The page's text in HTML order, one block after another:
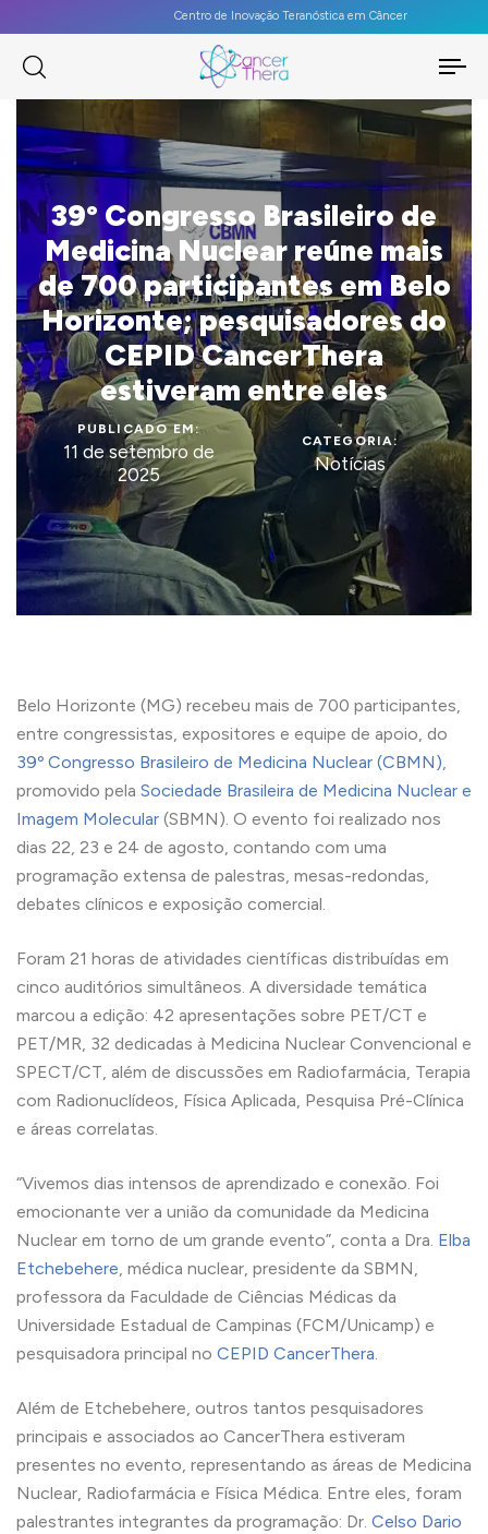
Centro de Inovação Teranóstica em Câncer
39º Congresso Brasileiro de
Medicina Nuclear reúne mais
de 700 participantes em Belo
Horizonte; pesquisadores do
CEPID CancerThera
estiveram entre eles
PUBLICADO EM:
11 de setembro de
2025
CATEGORIA:
Notícias
Belo Horizonte (MG) recebeu mais de 700 participantes,
entre congressistas, expositores e equipe de apoio, do
39º Congresso Brasileiro de Medicina Nuclear (CBMN),
promovido pela Sociedade Brasileira de Medicina Nuclear e
Imagem Molecular (SBMN). O evento foi realizado nos
dias 22, 23 e 24 de agosto, contando com uma
programação extensa de palestras, mesas-redondas,
debates clínicos e exposição comercial.
Foram 21 horas de atividades científicas distribuídas em
cinco auditórios simultâneos. A diversidade temática
marcou a edição: 42 apresentações sobre PET/CT e
PET/MR, 32 dedicadas à Medicina Nuclear Convencional e
SPECT/CT, além de discussões em Radiofarmácia, Terapia
com Radionuclídeos, Física Aplicada, Pesquisa Pré-Clínica
e áreas correlatas.
“Vivemos dias intensos de aprendizado e conexão. Foi
emocionante ver a união da comunidade da Medicina
Nuclear em torno de um grande evento”, conta a Dra. Elba
Etchebehere, médica nuclear, presidente da SBMN,
professora da Faculdade de Ciências Médicas da
Universidade Estadual de Campinas (FCM/Unicamp) e
pesquisadora principal no CEPID CancerThera.
Além de Etchebehere, outros tantos pesquisadores
principais e associados ao CancerThera estiveram
presentes no evento, representando as áreas de Medicina
Nuclear, Radiofarmácia e Física Médica. Entre eles, foram
palestrantes integrantes da programação: Dr. Celso Dario